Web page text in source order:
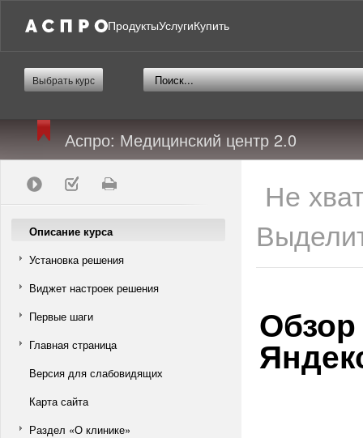
ПродуктыУслугиКупить
Выбрать курс
Аспро: Медицинский центр 2.0
Описание курса
Установка решения
Виджет настроек решения
Первые шаги
Главная страница
Версия для слабовидящих
Карта сайта
Раздел «О клинике»
Не